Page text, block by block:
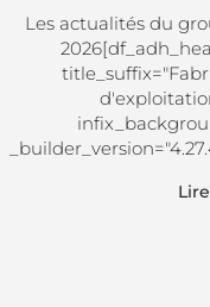
Les actualités du